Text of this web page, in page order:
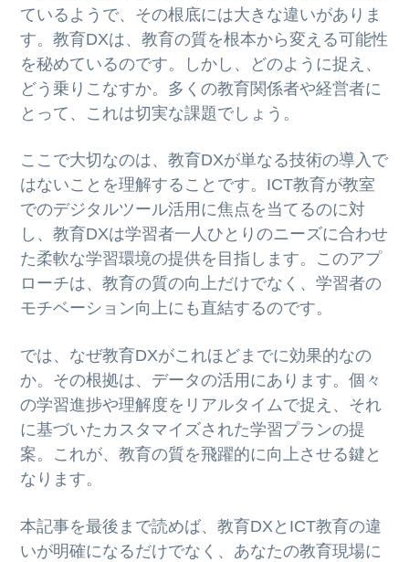
ているようで、その根底には大きな違いがありま
す。教育DXは、教育の質を根本から変える可能性
を秘めているのです。しかし、どのように捉え、
どう乗りこなすか。多くの教育関係者や経営者に
とって、これは切実な課題でしょう。
ここで大切なのは、教育DXが単なる技術の導入で
はないことを理解することです。ICT教育が教室
でのデジタルツール活用に焦点を当てるのに対
し、教育DXは学習者一人ひとりのニーズに合わせ
た柔軟な学習環境の提供を目指します。このアプ
ローチは、教育の質の向上だけでなく、学習者の
モチベーション向上にも直結するのです。
では、なぜ教育DXがこれほどまでに効果的なの
か。その根拠は、データの活用にあります。個々
の学習進捗や理解度をリアルタイムで捉え、それ
に基づいたカスタマイズされた学習プランの提
案。これが、教育の質を飛躍的に向上させる鍵と
なります。
本記事を最後まで読めば、教育DXとICT教育の違
いが明確になるだけでなく、あなたの教育現場に